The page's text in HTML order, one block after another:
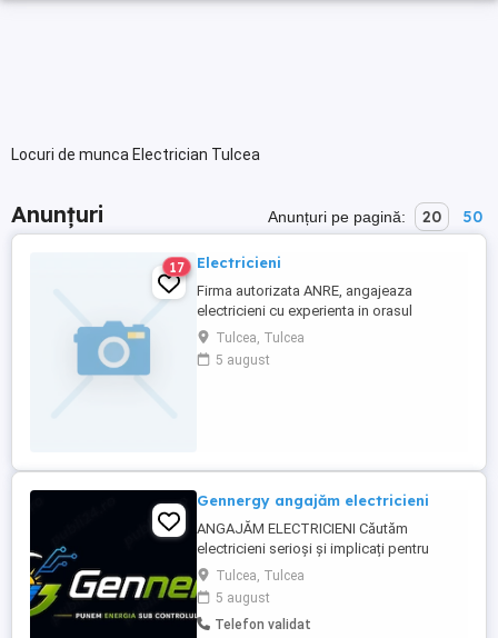
Locuri de munca Electrician Tulcea
Anunțuri Anunțuri pe pagină: 20 50
17 Electricieni
Firma autorizata ANRE, angajeaza
electricieni cu experienta in orasul
TULCEA,relatii la telefonul
Tulcea, Tulcea
5 august
Gennergy angajăm electricieni
ANGAJĂM ELECTRICIENI Căutăm
electricieni serioși și implicați pentru
lucrări în domeniul: Sisteme fotovoltaice
Instalații electrice Tablouri electrice
Instalații electrice pentru construcții
Căutăm persoane care: Au experiență în
Tulcea, Tulcea
5 august
Telefon validat